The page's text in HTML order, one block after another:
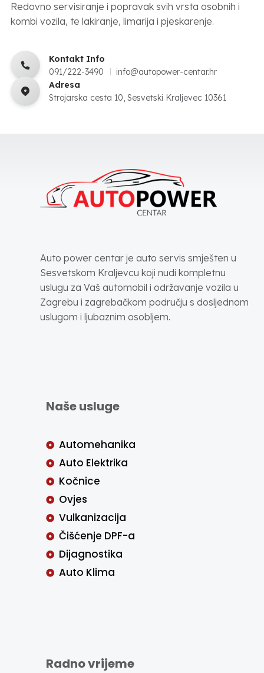
Redovno servisiranje i popravak svih vrsta osobnih i
kombi vozila, te lakiranje, limarija i pjeskarenje.
Kontakt Info
091/222-3490
info@autopower-centar.hr
Adresa
Strojarska cesta 10, Sesvetski Kraljevec 10361
Auto power centar je auto servis smješten u
Sesvetskom Kraljevcu koji nudi kompletnu
uslugu za Vaš automobil i održavanje vozila u
Zagrebu i zagrebačkom području s dosljednom
uslugom i ljubaznim osobljem.
Naše usluge
Automehanika
Auto Elektrika
Kočnice
Ovjes
Vulkanizacija
Čišćenje DPF-a
Dijagnostika
Auto Klima
Radno vrijeme